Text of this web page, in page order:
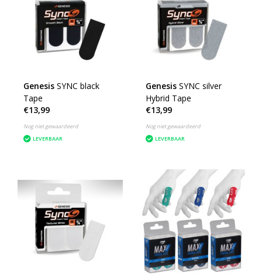
Genesis SYNC black
Tape
€13,99
Nog niet gewaardeerd
LEVERBAAR
Genesis SYNC silver
Hybrid Tape
€13,99
Nog niet gewaardeerd
LEVERBAAR